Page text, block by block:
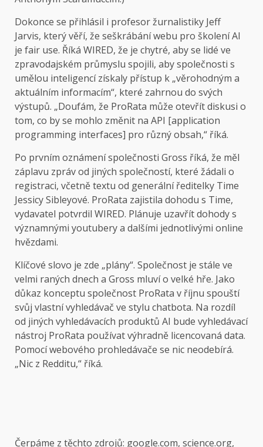
Dokonce se přihlásil i profesor žurnalistiky Jeff
Jarvis, který věří, že seškrábání webu pro školení AI
je fair use. Říká WIRED, že je chytré, aby se lidé ve
zpravodajském průmyslu spojili, aby společnosti s
umělou inteligencí získaly přístup k „věrohodným a
aktuálním informacím“, které zahrnou do svých
výstupů. „Doufám, že ProRata může otevřít diskusi o
tom, co by se mohlo změnit na API [application
programming interfaces] pro různý obsah,“ říká.
Po prvním oznámení společnosti Gross říká, že měl
záplavu zpráv od jiných společností, které žádali o
registraci, včetně textu od generální ředitelky Time
Jessicy Sibleyové. ProRata zajistila dohodu s Time,
vydavatel potvrdil WIRED. Plánuje uzavřít dohody s
významnými youtubery a dalšími jednotlivými online
hvězdami.
Klíčové slovo je zde „plány“. Společnost je stále ve
velmi raných dnech a Gross mluví o velké hře. Jako
důkaz konceptu společnost ProRata v říjnu spouští
svůj vlastní vyhledávač ve stylu chatbota. Na rozdíl
od jiných vyhledávacích produktů AI bude vyhledávací
nástroj ProRata používat výhradně licencovaná data.
Pomocí webového prohledávače se nic neodebírá.
„Nic z Redditu,“ říká.
Čerpáme z těchto zdrojů: google.com, science.org,